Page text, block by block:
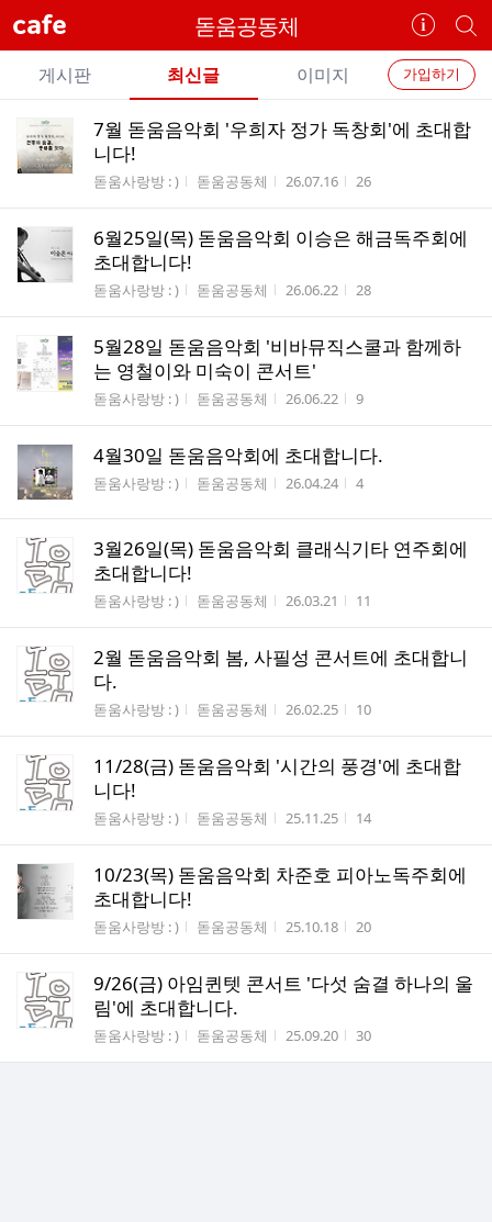
cafe 돋움공동체
카
페
정
보
기
개
별
카
페
검
색
페
메
뉴
가입하기
게시판 최신글 이미지
체
글
7월 돋움음악회 '우희자 정가 독창회'에 초대합
니다!
게시판명
돋움사랑방 : ) 작성자
돋움공동체 작성시간
26.07.16 조회수
26
6월25일(목) 돋움음악회 이승은 해금독주회에
초대합니다!
게시판명
돋움사랑방 : ) 작성자
돋움공동체 작성시간
26.06.22 조회수
28
5월28일 돋움음악회 '비바뮤직스쿨과 함께하
는 영철이와 미숙이 콘서트'
게시판명
돋움사랑방 : ) 작성자
돋움공동체 작성시간
26.06.22 조회수
9
4월30일 돋움음악회에 초대합니다.
게시판명
돋움사랑방 : ) 작성자
돋움공동체 작성시간
26.04.24 조회수
4
3월26일(목) 돋움음악회 클래식기타 연주회에
초대합니다!
게시판명
돋움사랑방 : ) 작성자
돋움공동체 작성시간
26.03.21 조회수
11
2월 돋움음악회 봄, 사필성 콘서트에 초대합니
다.
게시판명
돋움사랑방 : ) 작성자
돋움공동체 작성시간
26.02.25 조회수
10
11/28(금) 돋움음악회 '시간의 풍경'에 초대합
니다!
게시판명
돋움사랑방 : ) 작성자
돋움공동체 작성시간
25.11.25 조회수
14
10/23(목) 돋움음악회 차준호 피아노독주회에
초대합니다!
게시판명
돋움사랑방 : ) 작성자
돋움공동체 작성시간
25.10.18 조회수
20
9/26(금) 아임퀸텟 콘서트 '다섯 숨결 하나의 울
림'에 초대합니다.
게시판명
돋움사랑방 : ) 작성자
돋움공동체 작성시간
25.09.20 조회수
30